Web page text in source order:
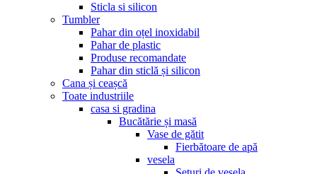
Sticla si silicon
Tumbler
Pahar din oțel inoxidabil
Pahar de plastic
Produse recomandate
Pahar din sticlă și silicon
Cana și ceașcă
Toate industriile
casa si gradina
Bucătărie și masă
Vase de gătit
Fierbătoare de apă
vesela